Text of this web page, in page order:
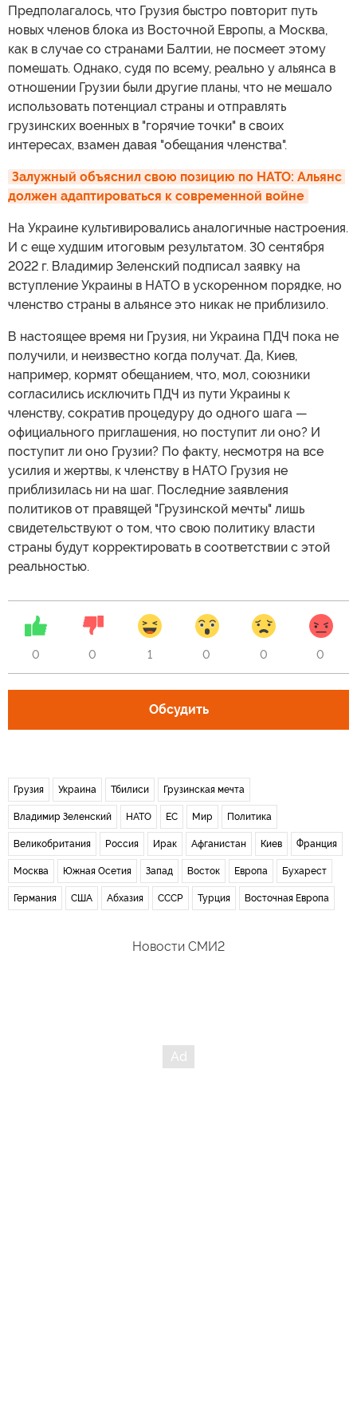
Предполагалось, что Грузия быстро повторит путь
новых членов блока из Восточной Европы, а Москва,
как в случае со странами Балтии, не посмеет этому
помешать. Однако, судя по всему, реально у альянса в
отношении Грузии были другие планы, что не мешало
использовать потенциал страны и отправлять
грузинских военных в "горячие точки" в своих
интересах, взамен давая "обещания членства".
Залужный объяснил свою позицию по НАТО: Альянс
должен адаптироваться к современной войне
На Украине культивировались аналогичные настроения.
И с еще худшим итоговым результатом. 30 сентября
2022 г. Владимир Зеленский подписал заявку на
вступление Украины в НАТО в ускоренном порядке, но
членство страны в альянсе это никак не приблизило.
В настоящее время ни Грузия, ни Украина ПДЧ пока не
получили, и неизвестно когда получат. Да, Киев,
например, кормят обещанием, что, мол, союзники
согласились исключить ПДЧ из пути Украины к
членству, сократив процедуру до одного шага —
официального приглашения, но поступит ли оно? И
поступит ли оно Грузии? По факту, несмотря на все
усилия и жертвы, к членству в НАТО Грузия не
приблизилась ни на шаг. Последние заявления
политиков от правящей "Грузинской мечты" лишь
свидетельствуют о том, что свою политику власти
страны будут корректировать в соответствии с этой
реальностью.
0 0 1 0 0 0
Обсудить
Грузия Украина Тбилиси Грузинская мечта
Владимир Зеленский НАТО ЕС Мир Политика
Великобритания Россия Ирак Афганистан Киев Франция
Москва Южная Осетия Запад Восток Европа Бухарест
Германия США Абхазия СССР Турция Восточная Европа
Новости СМИ2